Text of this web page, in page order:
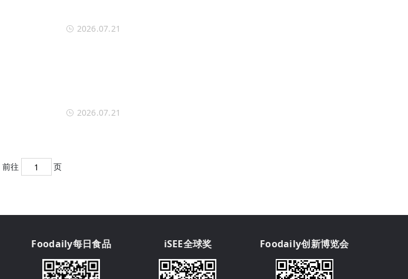
2026.07.21
2026.07.21
前往 页
Foodaily每日食品 iSEE全球奖 Foodaily创新博览会